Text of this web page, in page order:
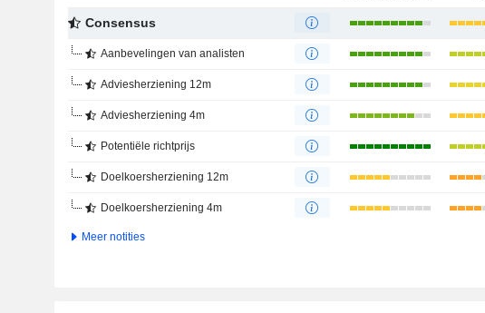
Consensus
Aanbevelingen van analisten
Adviesherziening 12m
Adviesherziening 4m
Potentiële richtprijs
Doelkoersherziening 12m
Doelkoersherziening 4m
Meer notities